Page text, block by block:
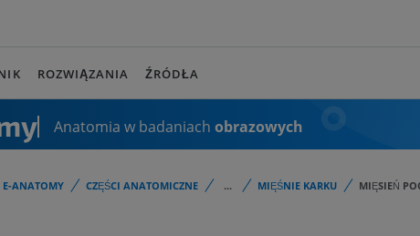
ROZWIĄZANIA ŹRÓDŁA
Anatomia w badaniach obrazowych
E-ANATOMY CZĘŚCI ANATOMICZNE ... MIĘŚNIE KARKU MIĘSIEŃ